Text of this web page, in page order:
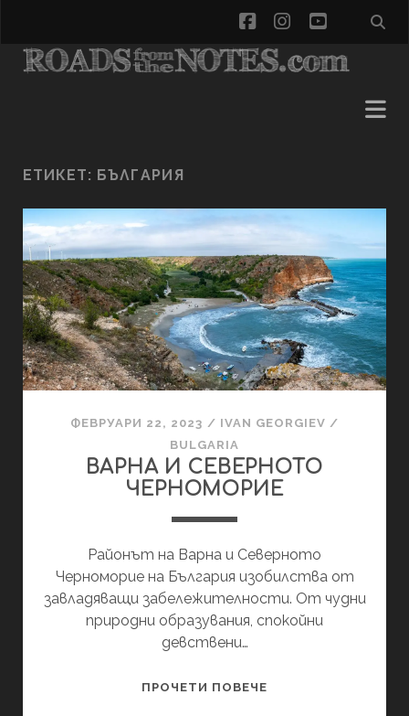
facebook
instagram
youtube
ЕТИКЕТ: БЪЛГАРИЯ
ФЕВРУАРИ 22, 2023 / IVAN GEORGIEV /
BULGARIA
ВАРНА И СЕВЕРНОТО
ЧЕРНОМОРИЕ
Районът на Варна и Северното
Черноморие на България изобилства от
завладяващи забележителности. От чудни
природни образувания, спокойни
девствени…
ПРОЧЕТИ ПОВЕЧЕ